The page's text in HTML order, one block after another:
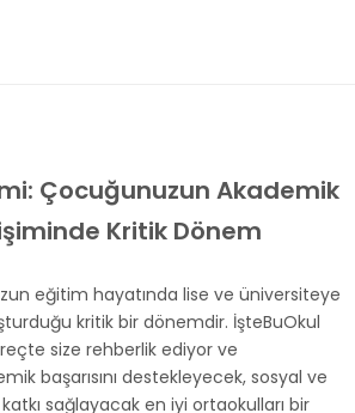
Çocuğunuzun Akademik
Kritik Dönem
eğitim hayatında lise ve üniversiteye
kritik bir dönemdir. İşteBuOkul
size rehberlik ediyor ve
başarısını destekleyecek, sosyal ve
sağlayacak en iyi ortaokulları bir